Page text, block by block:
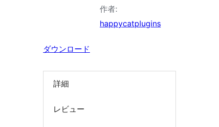
作者:
happycatplugins
ダウンロード
詳細
レビュー